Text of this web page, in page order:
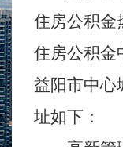
住房公积金
住房公积金
益阳市中
址如下：